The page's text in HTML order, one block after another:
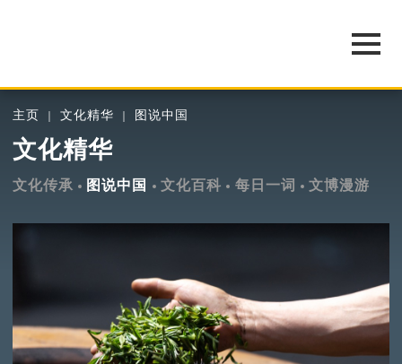
主页 文化精华 图说中国
文化精华
文化传承 图说中国 文化百科 每日一词 文博漫游